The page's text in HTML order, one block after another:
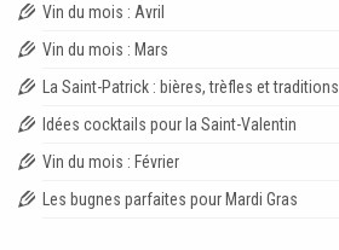
Vin du mois : Avril
Vin du mois : Mars
La Saint-Patrick : bières, trèfles et traditions
Idées cocktails pour la Saint-Valentin
Vin du mois : Février
Les bugnes parfaites pour Mardi Gras